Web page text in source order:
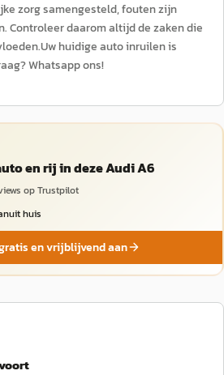
zorg samengesteld, fouten zijn
Controleer daarom altijd de zaken die
huidige auto inruilen is
Whatsapp ons!
en rij in deze Audi A6
op Trustpilot
huis
en vrijblijvend aan